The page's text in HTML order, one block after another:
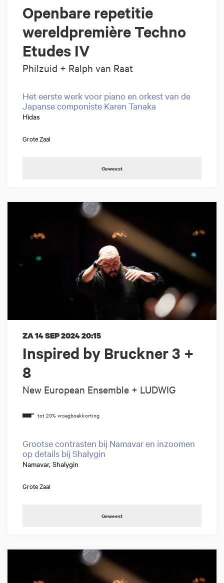
Openbare repetitie
wereldpremière Techno
Etudes IV
Philzuid + Ralph van Raat
Het eerste werk voor piano en orkest van de
Japanse componiste Karen Tanaka
Hidas
Grote Zaal
Geweest
Inspired by Bruckner 3 +
8
New European Ensemble + LUDWIG
ZA 14 SEP 202420:15
Grootse contrasten bij Namavar en inzoomen
op details bij Shalygin
Namavar, Shalygin
Grote Zaal
Geweest